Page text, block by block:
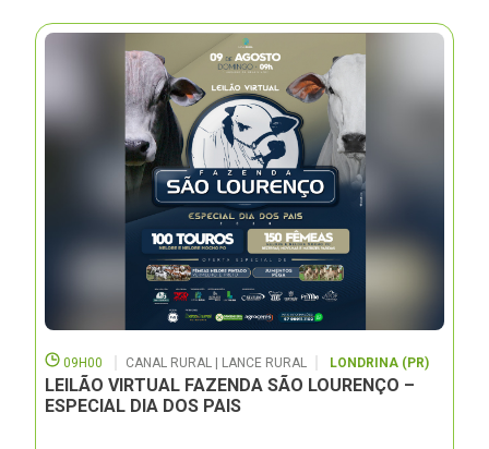
09H00 CANAL RURAL | LANCE RURAL LONDRINA (PR)
LEILÃO VIRTUAL FAZENDA SÃO LOURENÇO –
ESPECIAL DIA DOS PAIS